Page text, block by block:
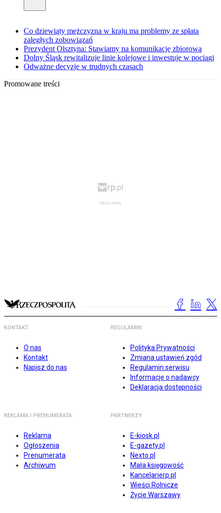
Co dziewiąty mężczyzna w kraju ma problemy ze spłatą
zaległych zobowiązań
Prezydent Olsztyna: Stawiamy na komunikację zbiorową
Dolny Śląsk rewitalizuje linie kolejowe i inwestuje w pociągi
Odważne decyzje w trudnych czasach
Promowane treści
KONTAKT
O nas
Kontakt
Napisz do nas
REGULAMIN
Polityka Prywatności
Zmiana ustawień zgód
Regulamin serwisu
Informacje o nadawcy
Deklaracja dostępności
REKLAMA I PRENUMERATA
Reklama
Ogłoszenia
Prenumerata
Archiwum
PARTNERZY
E-kiosk.pl
E-gazety.pl
Nexto.pl
Mała księgowość
Kancelarierp.pl
Wieści Rolnicze
Życie Warszawy